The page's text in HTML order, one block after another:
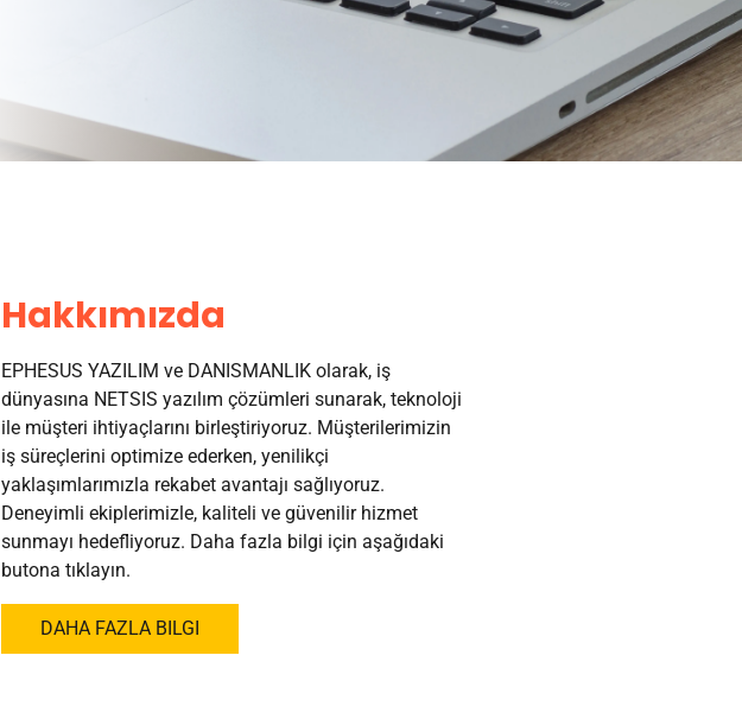
Hakkımızda
EPHESUS YAZILIM ve DANISMANLIK olarak, iş
dünyasına NETSIS yazılım çözümleri sunarak, teknoloji
ile müşteri ihtiyaçlarını birleştiriyoruz. Müşterilerimizin
iş süreçlerini optimize ederken, yenilikçi
yaklaşımlarımızla rekabet avantajı sağlıyoruz.
Deneyimli ekiplerimizle, kaliteli ve güvenilir hizmet
sunmayı hedefliyoruz. Daha fazla bilgi için aşağıdaki
butona tıklayın.
DAHA FAZLA BILGI